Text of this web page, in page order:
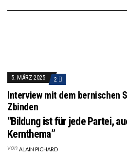
5. MÄRZ 2025 2
Interview mit dem bernischen
Zbinden
“Bildung ist für jede Partei,
Kernthema”
von ALAIN PICHARD